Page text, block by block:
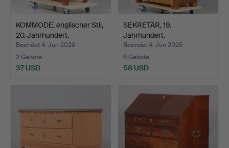
KOMMODE, englischer Stil,
20. Jahrhundert.
Beendet 4. Jun 2026
2 Gebote
37 USD
SEKRETÄR, 19.
Jahrhundert.
Beendet 4. Jun 2026
6 Gebote
58 USD